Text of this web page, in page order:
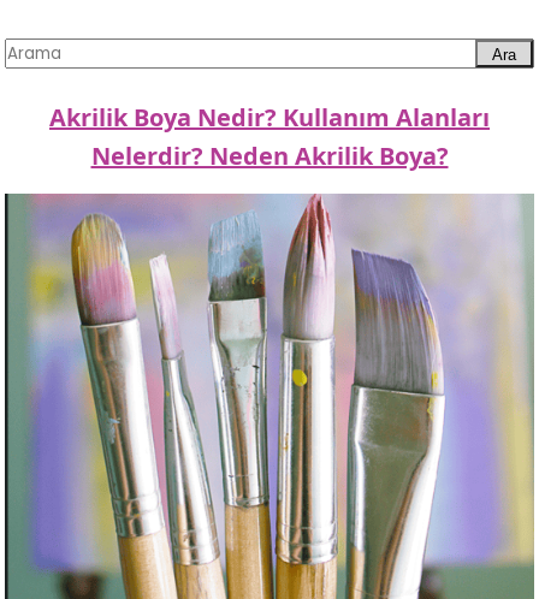
Ara
Akrilik Boya Nedir? Kullanım Alanları
Nelerdir? Neden Akrilik Boya?